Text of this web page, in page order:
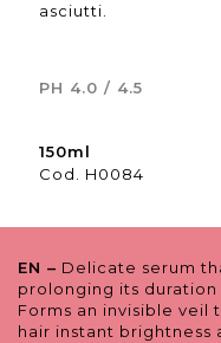
asciutti.
PH 4.0 / 4.5
150ml
Cod. H0084
EN – Delicate serum
prolonging its duration
Forms an invisible veil
hair instant brightness